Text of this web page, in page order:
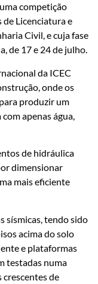
competição
Licenciatura e
Civil, e cuja fase
de 17 e 24 de julho.
da ICEC
onde os
produzir um
apenas água,
de hidráulica
dimensionar
mais eficiente
sísmicas, tendo sido
acima do solo
e plataformas
testadas numa
crescentes de